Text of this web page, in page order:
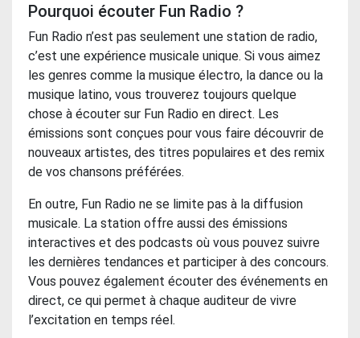
Pourquoi écouter Fun Radio ?
Fun Radio n’est pas seulement une station de radio,
c’est une expérience musicale unique. Si vous aimez
les genres comme la musique électro, la dance ou la
musique latino, vous trouverez toujours quelque
chose à écouter sur Fun Radio en direct. Les
émissions sont conçues pour vous faire découvrir de
nouveaux artistes, des titres populaires et des remix
de vos chansons préférées.
En outre, Fun Radio ne se limite pas à la diffusion
musicale. La station offre aussi des émissions
interactives et des podcasts où vous pouvez suivre
les dernières tendances et participer à des concours.
Vous pouvez également écouter des événements en
direct, ce qui permet à chaque auditeur de vivre
l’excitation en temps réel.